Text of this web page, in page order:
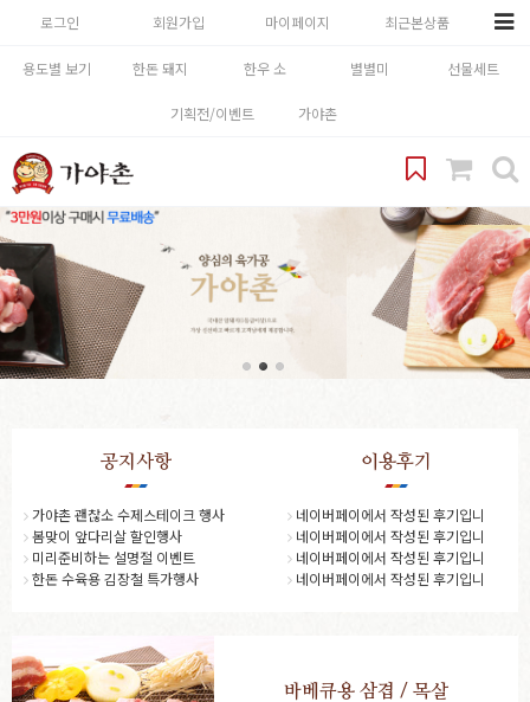
로그인 회원가입 마이페이지 최근본상품
용도별 보기 한돈 돼지 한우 소 별별미 선물세트
기획전/이벤트 가야촌
공지사항
가야촌 괜찮소 수제스테이크 행사
봄맞이 앞다리살 할인행사
미리준비하는 설명절 이벤트
한돈 수육용 김장철 특가행사
이용후기
네이버페이에서 작성된 후기입니
네이버페이에서 작성된 후기입니
네이버페이에서 작성된 후기입니
네이버페이에서 작성된 후기입니
바베큐용 삼겹 / 목살